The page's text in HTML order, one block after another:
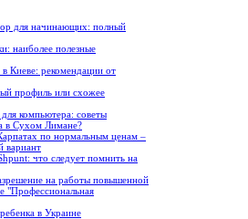
для начинающих: полный
наиболее полезные
Киеве: рекомендации от
профиль или схожее
компьютера: советы
в Сухом Лимане?
по нормальным ценам –
вариант
что следует помнить на
на работы повышенной
"Профессиональная
в Украине